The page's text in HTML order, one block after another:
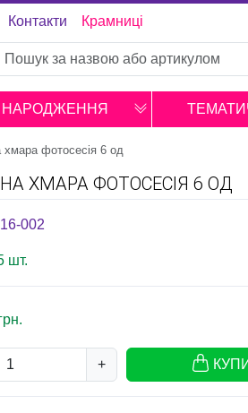
Контакти Крамниці
НАРОДЖЕННЯ
хмара фотосесія 6 од
ХМАРА ФОТОСЕСІЯ 6 ОД
002
шт.
+